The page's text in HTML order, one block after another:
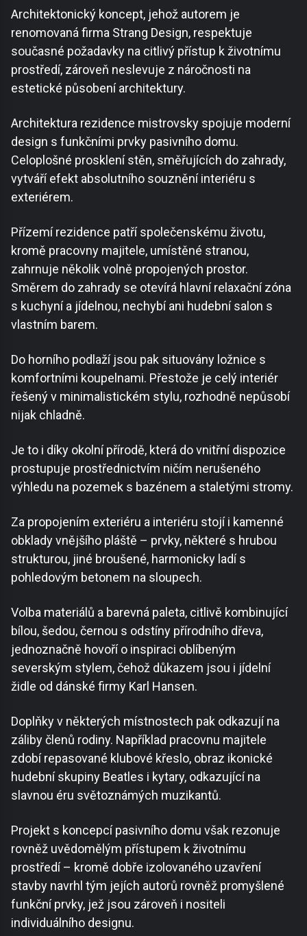
Architektonický koncept, jehož autorem je
renomovaná firma Strang Design, respektuje
současné požadavky na citlivý přístup k životnímu
prostředí, zároveň neslevuje z náročnosti na
estetické působení architektury.
Architektura rezidence mistrovsky spojuje moderní
design s funkčními prvky pasivního domu.
Celoplošné prosklení stěn, směřujících do zahrady,
vytváří efekt absolutního souznění interiéru s
exteriérem.
Přízemí rezidence patří společenskému životu,
kromě pracovny majitele, umístěné stranou,
zahrnuje několik volně propojených prostor.
Směrem do zahrady se otevírá hlavní relaxační zóna
s kuchyní a jídelnou, nechybí ani hudební salon s
vlastním barem.
Do horního podlaží jsou pak situovány ložnice s
komfortními koupelnami. Přestože je celý interiér
řešený v minimalistickém stylu, rozhodně nepůsobí
nijak chladně.
Je to i díky okolní přírodě, která do vnitřní dispozice
prostupuje prostřednictvím ničím nerušeného
výhledu na pozemek s bazénem a staletými stromy.
Za propojením exteriéru a interiéru stojí i kamenné
obklady vnějšího pláště – prvky, některé s hrubou
strukturou, jiné broušené, harmonicky ladí s
pohledovým betonem na sloupech.
Volba materiálů a barevná paleta, citlivě kombinující
bílou, šedou, černou s odstíny přírodního dřeva,
jednoznačně hovoří o inspiraci oblíbeným
severským stylem, čehož důkazem jsou i jídelní
židle od dánské firmy Karl Hansen.
Doplňky v některých místnostech pak odkazují na
záliby členů rodiny. Například pracovnu majitele
zdobí repasované klubové křeslo, obraz ikonické
hudební skupiny Beatles i kytary, odkazující na
slavnou éru světoznámých muzikantů.
Projekt s koncepcí pasivního domu však rezonuje
rovněž uvědomělým přístupem k životnímu
prostředí – kromě dobře izolovaného uzavření
stavby navrhl tým jejích autorů rovněž promyšlené
funkční prvky, jež jsou zároveň i nositeli
individuálního designu.